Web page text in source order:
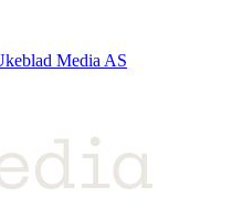
Media AS